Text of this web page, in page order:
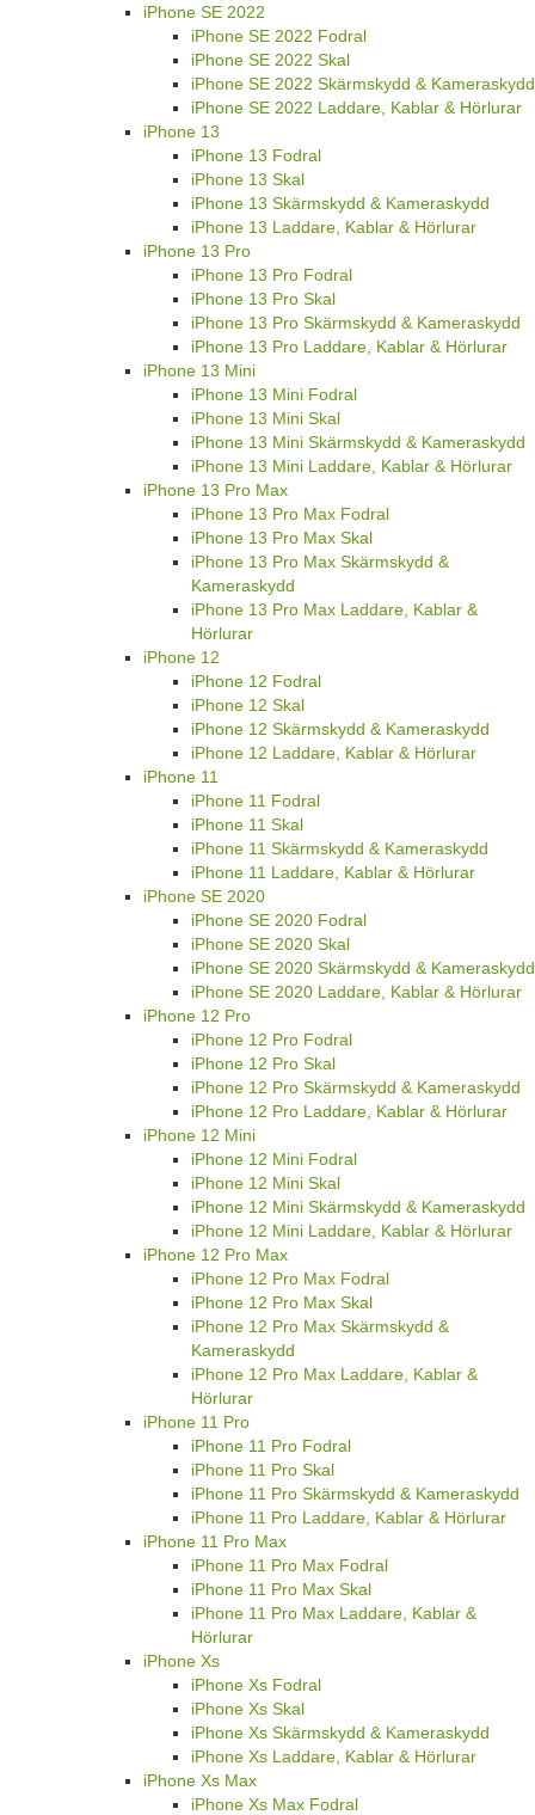
iPhone SE 2022
iPhone SE 2022 Fodral
iPhone SE 2022 Skal
iPhone SE 2022 Skärmskydd & Kameraskydd
iPhone SE 2022 Laddare, Kablar & Hörlurar
iPhone 13
iPhone 13 Fodral
iPhone 13 Skal
iPhone 13 Skärmskydd & Kameraskydd
iPhone 13 Laddare, Kablar & Hörlurar
iPhone 13 Pro
iPhone 13 Pro Fodral
iPhone 13 Pro Skal
iPhone 13 Pro Skärmskydd & Kameraskydd
iPhone 13 Pro Laddare, Kablar & Hörlurar
iPhone 13 Mini
iPhone 13 Mini Fodral
iPhone 13 Mini Skal
iPhone 13 Mini Skärmskydd & Kameraskydd
iPhone 13 Mini Laddare, Kablar & Hörlurar
iPhone 13 Pro Max
iPhone 13 Pro Max Fodral
iPhone 13 Pro Max Skal
iPhone 13 Pro Max Skärmskydd &
Kameraskydd
iPhone 13 Pro Max Laddare, Kablar &
Hörlurar
iPhone 12
iPhone 12 Fodral
iPhone 12 Skal
iPhone 12 Skärmskydd & Kameraskydd
iPhone 12 Laddare, Kablar & Hörlurar
iPhone 11
iPhone 11 Fodral
iPhone 11 Skal
iPhone 11 Skärmskydd & Kameraskydd
iPhone 11 Laddare, Kablar & Hörlurar
iPhone SE 2020
iPhone SE 2020 Fodral
iPhone SE 2020 Skal
iPhone SE 2020 Skärmskydd & Kameraskydd
iPhone SE 2020 Laddare, Kablar & Hörlurar
iPhone 12 Pro
iPhone 12 Pro Fodral
iPhone 12 Pro Skal
iPhone 12 Pro Skärmskydd & Kameraskydd
iPhone 12 Pro Laddare, Kablar & Hörlurar
iPhone 12 Mini
iPhone 12 Mini Fodral
iPhone 12 Mini Skal
iPhone 12 Mini Skärmskydd & Kameraskydd
iPhone 12 Mini Laddare, Kablar & Hörlurar
iPhone 12 Pro Max
iPhone 12 Pro Max Fodral
iPhone 12 Pro Max Skal
iPhone 12 Pro Max Skärmskydd &
Kameraskydd
iPhone 12 Pro Max Laddare, Kablar &
Hörlurar
iPhone 11 Pro
iPhone 11 Pro Fodral
iPhone 11 Pro Skal
iPhone 11 Pro Skärmskydd & Kameraskydd
iPhone 11 Pro Laddare, Kablar & Hörlurar
iPhone 11 Pro Max
iPhone 11 Pro Max Fodral
iPhone 11 Pro Max Skal
iPhone 11 Pro Max Laddare, Kablar &
Hörlurar
iPhone Xs
iPhone Xs Fodral
iPhone Xs Skal
iPhone Xs Skärmskydd & Kameraskydd
iPhone Xs Laddare, Kablar & Hörlurar
iPhone Xs Max
iPhone Xs Max Fodral